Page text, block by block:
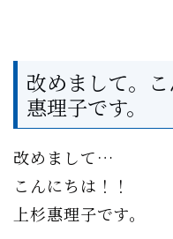
改めまして。
惠理子です。
改めまして…
こんにちは！！
上杉惠理子です。